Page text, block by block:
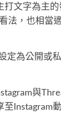
打文字為主
法，也相當
定為公開或
與
Instagram